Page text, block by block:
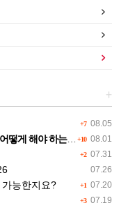
+
+7 08.05
+10 08.01
해야 하는 지요?
+2 07.31
07.26
+1 07.20
능한지요?
+3 07.19